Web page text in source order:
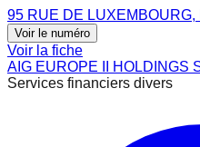
95 RUE DE
Voir le numéro
Voir la fiche
AIG EUROPE II HOLDINGS
Services financiers divers